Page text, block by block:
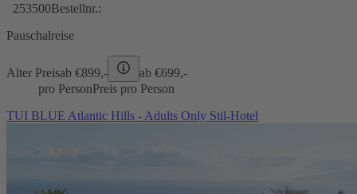
253500Bestellnr.:
Pauschalreise
Alter Preisab €899,- ab €699,-
pro PersonPreis pro Person
TUI BLUE Atlantic Hills - Adults Only Stil-Hotel